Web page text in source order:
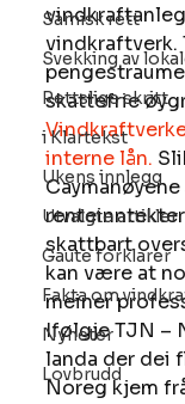
Samisk rett
Svekking av
Rettslige skritt
i Klartekst
Ukens innlegg
Utvalgte artikler
Gaute forklarer
Fakta om
Nyheter
Lovbrudd
vindkraftverk.
skattefrie
interne lån.
skattbart
kan være at
meiner
Ifølgje TJN –
landa der dei
Noreg kjem